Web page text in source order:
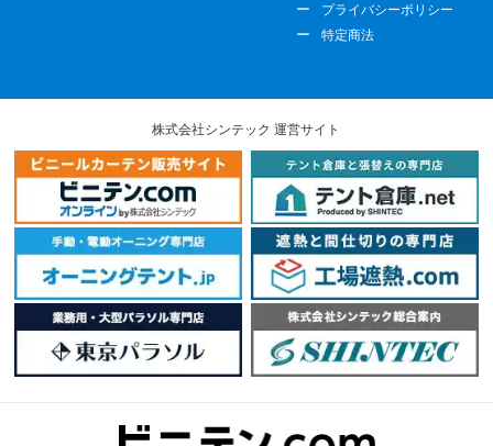
プライバシーポリシー
特定商法
株式会社シンテック 運営サイト